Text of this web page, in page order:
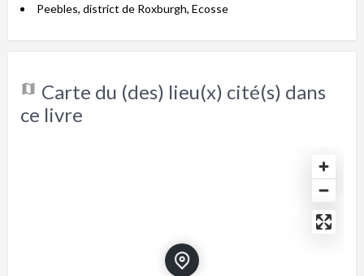
Peebles, district de Roxburgh, Ecosse
Carte du (des) lieu(x) cité(s) dans
ce livre